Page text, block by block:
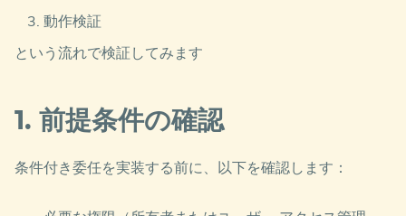
動作検証
という流れで検証してみます
1. 前提条件の確認
条件付き委任を実装する前に、以下を確認します：